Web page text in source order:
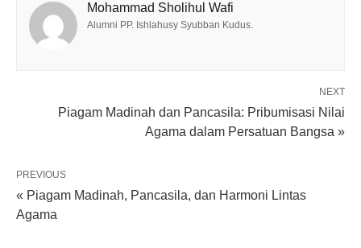
Mohammad Sholihul Wafi
Alumni PP. Ishlahusy Syubban Kudus.
NEXT
Piagam Madinah dan Pancasila: Pribumisasi Nilai
Agama dalam Persatuan Bangsa »
PREVIOUS
« Piagam Madinah, Pancasila, dan Harmoni Lintas
Agama